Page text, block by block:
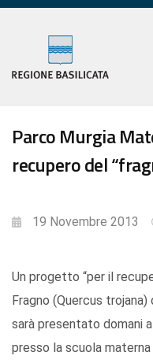
Parco Murgia
recupero del
19 Novembre 2013
Un progetto “per il
Fragno (Quercus
sarà presentato domani
presso la scuola materna